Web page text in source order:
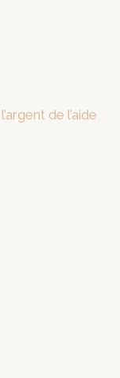
de l’aide